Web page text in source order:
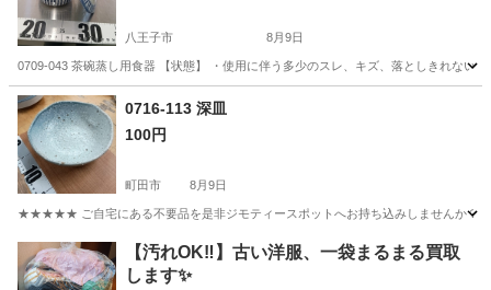
八王子市 8月9日
0709-043 茶碗蒸し用食器 【状態】 ・使用に伴う多少のスレ、キズ、落としきれな
東京 八王子市 茶碗蒸し
0716-113 深皿
100円
町田市 8月9日
★★★★★ ご自宅にある不要品を是非ジモティースポットへお持ち込みしませんか？
東京 町田市 食器 現地
【汚れOK‼️】古い洋服、一袋まるまる買取
します✨